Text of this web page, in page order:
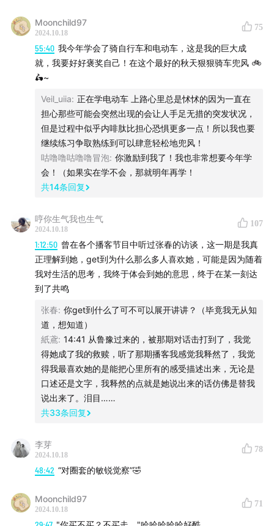
Moonchild97
2024.10.18
75
55:40 我今年学会了骑自行车和电动车，这是我的巨大成
就，我要好好褒奖自己！在这个最好的秋天狠狠骑车兜风 🚲
🛵~
Veil_uiia: 正在学电动车 上路心里总是怵怵的因为一直在
担心那些可能会突然出现的会让人手足无措的突发状况，
但是过程中似乎内啡肽比担心恐惧更多一点！所以我也要
继续练习争取熟练到可以肆意轻松地兜风！
咕噜噜咕噜噜冒泡: 你激励到我了！我也非常想要今年学
会！（如果实在学不会，那就明年再学！
共14条回复
哼你生气我也生气
2024.10.18
107
1:12:50 曾在各个播客节目中听过张春的访谈，这一期是我真
正理解到她，get到为什么那么多人喜欢她，可能是因为随着
我对生活的思考，我终于体会到她的意思，终于在某一刻达
到了共鸣
张春: 你get到什么了可不可以展开讲讲？（毕竟我无从知
道，想知道）
紙鳶: 14:41 从鲁豫过来的，被那期对话击打到了，我觉
得她成了我的救赎，听了那期播客我感觉我释然了，我觉
得我最喜欢她的是能把心里所有的感受描述出来，无论是
口述还是文字，我释然的点就是她说出来的话仿佛是替我
说出来了。泪目……
共33条回复
李芽
2024.10.18
78
48:42 “对圈套的敏锐觉察”🤣
Moonchild97
2024.10.18
71